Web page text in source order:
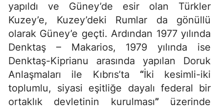
yapıldı ve Güney’de esir olan Türkler
Kuzey’e, Kuzey’deki Rumlar da gönüllü
olarak Güney’e geçti. Ardından 1977 yılında
Denktaş – Makarios, 1979 yılında ise
Denktaş-Kiprianu arasında yapılan Doruk
Anlaşmaları ile Kıbrıs’ta “İki kesimli-iki
toplumlu, siyasi eşitliğe dayalı federal bir
ortaklık devletinin kurulması”üzerinde